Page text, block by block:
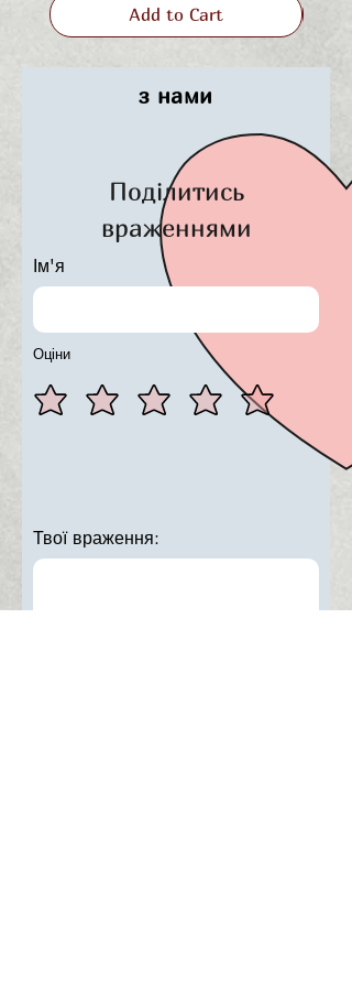
Кількість сторінок:68
Рік видання:
Електронна книга у
Add to Cart
з нами
Поділитись
враженнями
Ім'я
Оціни
Твої враження: